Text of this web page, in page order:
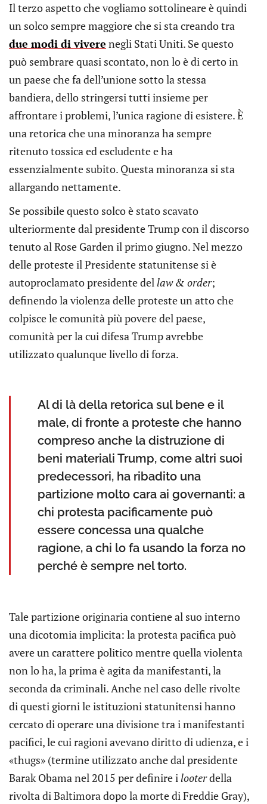
Il terzo aspetto che vogliamo sottolineare è quindi
un solco sempre maggiore che si sta creando tra
due modi di vivere negli Stati Uniti. Se questo
può sembrare quasi scontato, non lo è di certo in
un paese che fa dell’unione sotto la stessa
bandiera, dello stringersi tutti insieme per
affrontare i problemi, l’unica ragione di esistere. È
una retorica che una minoranza ha sempre
ritenuto tossica ed escludente e ha
essenzialmente subito. Questa minoranza si sta
allargando nettamente.
Se possibile questo solco è stato scavato
ulteriormente dal presidente Trump con il discorso
tenuto al Rose Garden il primo giugno. Nel mezzo
delle proteste il Presidente statunitense si è
autoproclamato presidente dellaw & order;
definendo la violenza delle proteste un atto che
colpisce le comunità più povere del paese,
comunità per la cui difesa Trump avrebbe
utilizzato qualunque livello di forza.
Al di là della retorica sul bene e il
male, di fronte a proteste che hanno
compreso anche la distruzione di
beni materiali Trump, come altri suoi
predecessori, ha ribadito una
partizione molto cara ai governanti: a
chi protesta pacificamente può
essere concessa una qualche
ragione, a chi lo fa usando la forza no
perché è sempre nel torto.
Tale partizione originaria contiene al suo interno
una dicotomia implicita: la protesta pacifica può
avere un carattere politico mentre quella violenta
non lo ha, la prima è agita da manifestanti, la
seconda da criminali. Anche nel caso delle rivolte
di questi giorni le istituzioni statunitensi hanno
cercato di operare una divisione tra i manifestanti
pacifici, le cui ragioni avevano diritto di udienza, e i
«thugs» (termine utilizzato anche dal presidente
Barak Obama nel 2015 per definire ilooterdella
rivolta di Baltimora dopo la morte di Freddie Gray),